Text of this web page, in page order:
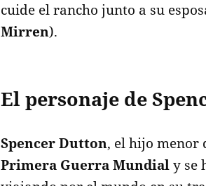
cuide el rancho junto a su
Mirren).
El personaje de
Spencer Dutton, el hijo menor
Primera Guerra Mundialy se